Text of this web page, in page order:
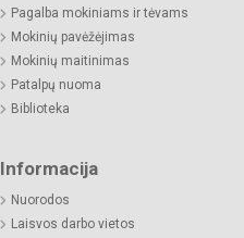
Pagalba mokiniams ir tėvams
Mokinių pavėžėjimas
Mokinių maitinimas
Patalpų nuoma
Biblioteka
Informacija
Nuorodos
Laisvos darbo vietos